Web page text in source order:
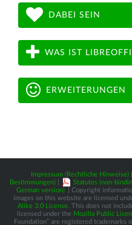
DABEI SEIN
WAS IST
ERWEITERUNGEN
Impressum (Rechtliche Hinweise)|
Bestimmungen)
Statutes (non-
German version)
| Copyright
images on this website are licensed
Alike 3.0 License . This does not
licensed under the Mozilla Public
Foundation” are registered